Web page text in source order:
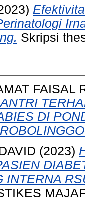
Skripsi
FAISAL
DI
(2023)
INTERNA